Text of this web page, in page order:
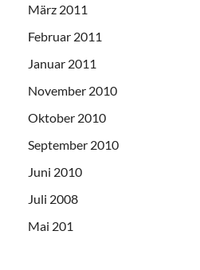
März 2011
Februar 2011
Januar 2011
November 2010
Oktober 2010
September 2010
Juni 2010
Juli 2008
Mai 201